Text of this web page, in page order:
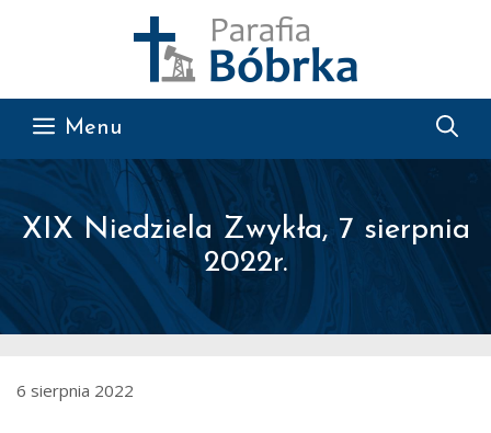
Menu
XIX Niedziela Zwykła, 7 sierpnia
2022r.
6 sierpnia 2022